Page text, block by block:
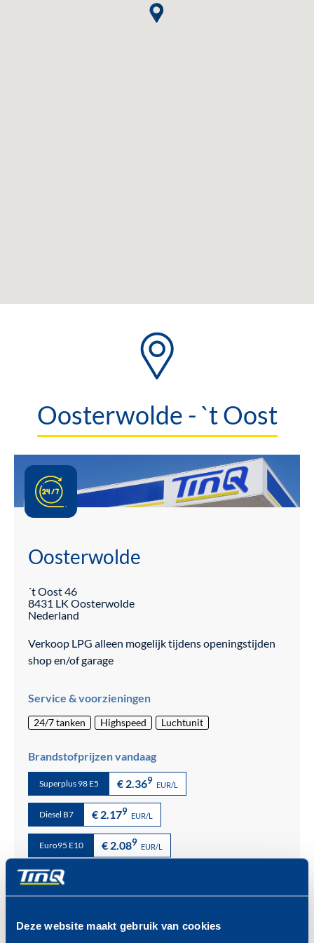
Deze website maakt gebruik van cookies
Oosterwolde - `t Oost
Oosterwolde
´t Oost46
8431 LK Oosterwolde
Nederland
Verkoop LPG alleen mogelijk tijdens openingstijden
shop en/of garage
Service & voorzieningen
24/7 tanken Highspeed Luchtunit
Brandstofprijzen vandaag
Superplus 98 E5 € 2.369 EUR/L
Diesel B7 € 2.179 EUR/L
Euro95 E10 € 2.089 EUR/L